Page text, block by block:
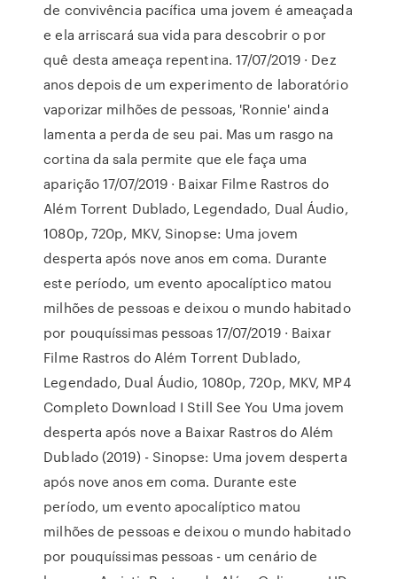
de convivência pacífica uma jovem é ameaçada
e ela arriscará sua vida para descobrir o por
quê desta ameaça repentina. 17/07/2019 · Dez
anos depois de um experimento de laboratório
vaporizar milhões de pessoas, 'Ronnie' ainda
lamenta a perda de seu pai. Mas um rasgo na
cortina da sala permite que ele faça uma
aparição 17/07/2019 · Baixar Filme Rastros do
Além Torrent Dublado, Legendado, Dual Áudio,
1080p, 720p, MKV, Sinopse: Uma jovem
desperta após nove anos em coma. Durante
este período, um evento apocalíptico matou
milhões de pessoas e deixou o mundo habitado
por pouquíssimas pessoas 17/07/2019 · Baixar
Filme Rastros do Além Torrent Dublado,
Legendado, Dual Áudio, 1080p, 720p, MKV, MP4
Completo Download I Still See You Uma jovem
desperta após nove a Baixar Rastros do Além
Dublado (2019) - Sinopse: Uma jovem desperta
após nove anos em coma. Durante este
período, um evento apocalíptico matou
milhões de pessoas e deixou o mundo habitado
por pouquíssimas pessoas - um cenário de